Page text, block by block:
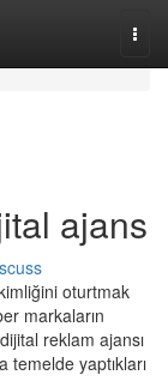
ajans
oturtmak
markaların
reklam ajansı
yaptıkları